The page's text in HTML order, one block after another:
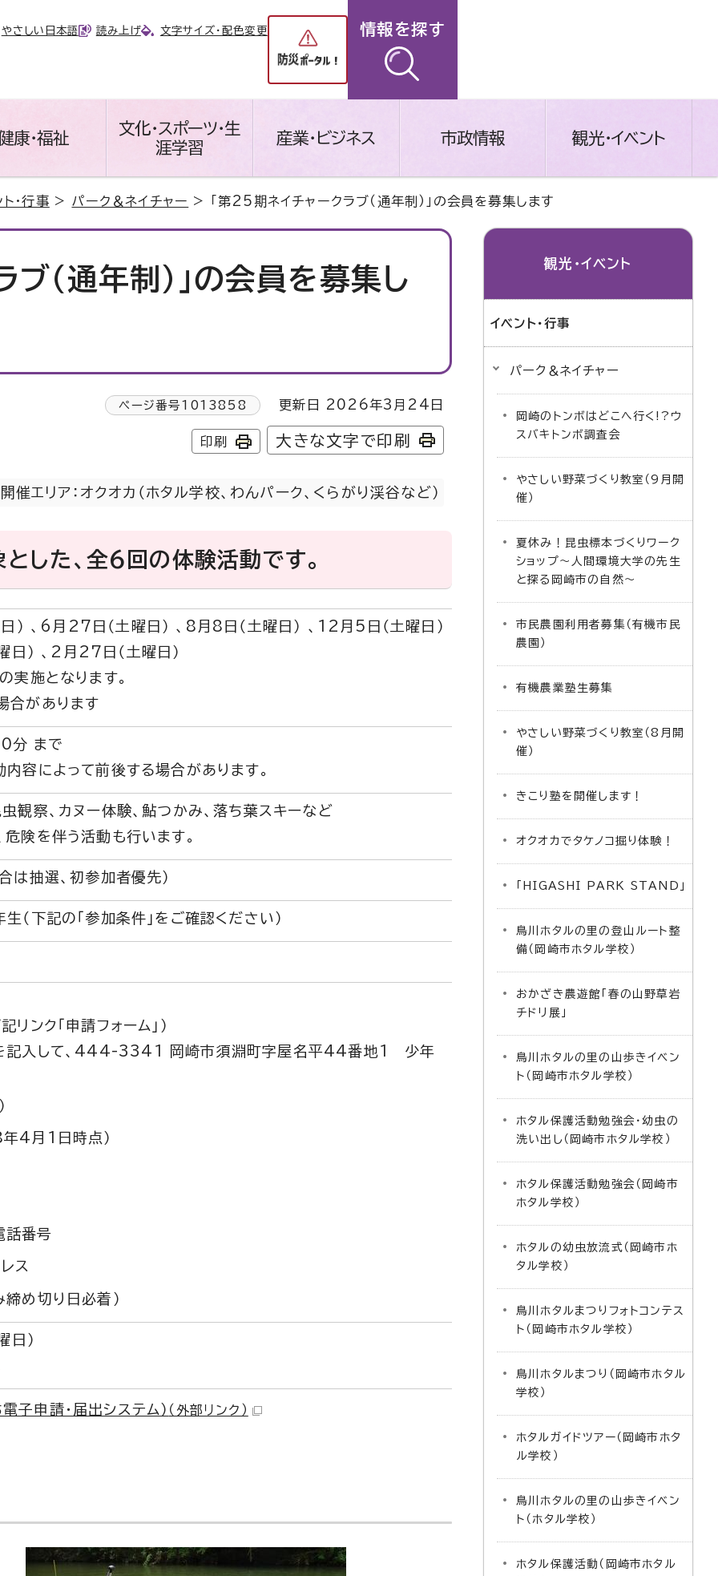
やさしい日本語 読み上げ 文字サイズ・配色変更 情報を探す
康・福祉
文化・スポーツ・生
涯学習
産業・ビジネス 市政情報 観光・イベント
・行事 > パーク＆ネイチャー > 「第25期ネイチャークラブ（通年制）」の会員を募集します
（通年制）」の会員を募集し
ページ番号 1013858 更新日 2026年3月24日
印刷 大きな文字で印刷
開催エリア：オクオカ（ホタル学校、わんパーク、くらがり渓谷など）
した、全6回の体験活動です。
、6月27日（土曜日） 、8月8日（土曜日） 、12月5日（土曜日）
） 、2月27日（土曜日）
実施となります。
合があります
分 まで
容によって前後する場合があります。
観察、カヌー体験、鮎つかみ、落ち葉スキーなど
険を伴う活動も行います。
は抽選、初参加者優先）
下記の「参加条件」をご確認ください）
ンク「申請フォーム」）
を記入して、444-3341 岡崎市須淵町字屋名平44番地1 少年
年4月1日時点）
話番号
ス
め切り日必着）
）
子申請・届出システム） （外部リンク）
観光・イベント
イベント・行事
パーク＆ネイチャー
岡崎のトンボはどこへ行く!?ウ
スバキトンボ調査会
やさしい野菜づくり教室（9月開
催）
夏休み！昆虫標本づくりワーク
ショップ～人間環境大学の先生
と探る岡崎市の自然～
市民農園利用者募集（有機市民
農園）
有機農業塾生募集
やさしい野菜づくり教室（8月開
催）
きこり塾を開催します！
オクオカでタケノコ掘り体験！
「HIGASHI PARK STAND」
鳥川ホタルの里の登山ルート整
備（岡崎市ホタル学校）
おかざき農遊館「春の山野草岩
チドリ展」
鳥川ホタルの里の山歩きイベン
ト（岡崎市ホタル学校）
ホタル保護活動勉強会・幼虫の
洗い出し（岡崎市ホタル学校）
ホタル保護活動勉強会（岡崎市
ホタル学校）
ホタルの幼虫放流式（岡崎市ホ
タル学校）
鳥川ホタルまつりフォトコンテス
ト（岡崎市ホタル学校）
鳥川ホタルまつり（岡崎市ホタル
学校）
ホタルガイドツアー（岡崎市ホタ
ル学校）
鳥川ホタルの里の山歩きイベン
ト（ホタル学校）
ホタル保護活動（岡崎市ホタル